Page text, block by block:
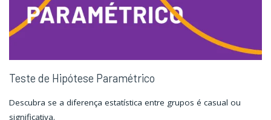
Teste de Hipótese Paramétrico
Descubra se a diferença estatística entre grupos é casual ou
significativa.